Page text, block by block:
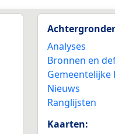
Analyses
Bronnen en
Nieuws
Ranglijsten
Kaarten: